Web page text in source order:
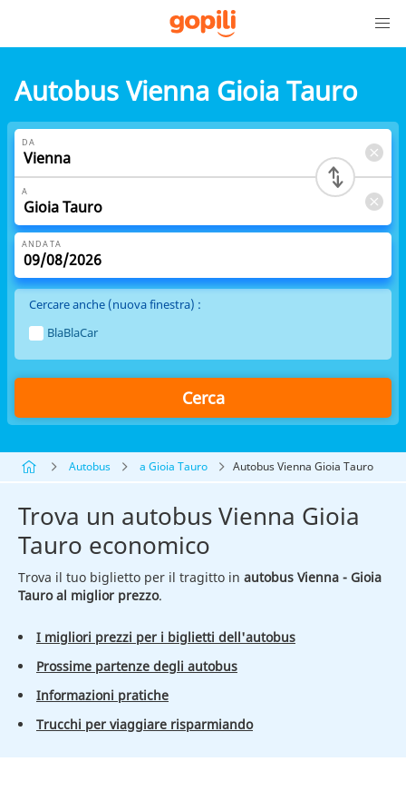
Autobus Vienna Gioia Tauro
DA
A
ANDATA
Cercare anche (nuova finestra) :
BlaBlaCar
Cerca
Autobus a Gioia Tauro Autobus Vienna Gioia Tauro
Trova un autobus Vienna Gioia
Tauro economico
Trova il tuo biglietto per il tragitto in autobus Vienna - Gioia
Tauro al miglior prezzo.
I migliori prezzi per i biglietti dell'autobus
Prossime partenze degli autobus
Informazioni pratiche
Trucchi per viaggiare risparmiando